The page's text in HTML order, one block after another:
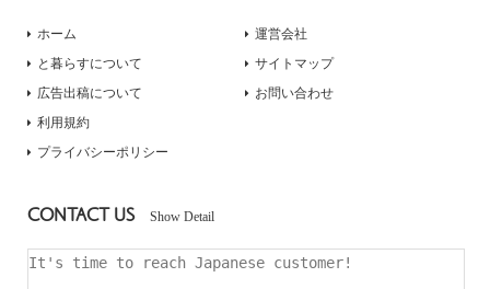
ホーム
と暮らすについて
広告出稿について
運営会社
サイトマップ
お問い合わせ
利用規約
プライバシーポリシー
CONTACT US Show Detail